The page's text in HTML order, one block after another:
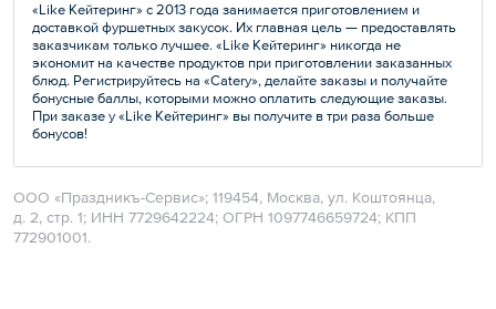
«Like Кейтеринг» с 2013 года занимается приготовлением и
доставкой фуршетных закусок. Их главная цель — предоставлять
заказчикам только лучшее. «Like Кейтеринг» никогда не
экономит на качестве продуктов при приготовлении заказанных
блюд. Регистрируйтесь на «Catery», делайте заказы и получайте
бонусные баллы, которыми можно оплатить следующие заказы.
При заказе у «Like Кейтеринг» вы получите в три раза больше
бонусов!
ООО «Праздникъ-Сервис»; 119454, Москва, ул. Коштоянца,
д. 2, стр. 1; ИНН 7729642224; ОГРН 1097746659724; КПП
772901001.